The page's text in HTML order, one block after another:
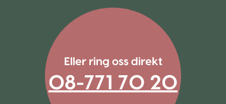
Eller ring oss direkt
08-771 70 20